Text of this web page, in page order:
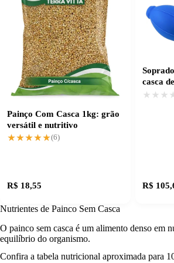
Painço Com Casca 1kg: grão
versátil e nutritivo
★★★★★
★★★★★(6)
R$ 18,55
casca
R$
Nutrientes de Painco Sem Casca
O painco sem casca é um alimento denso em
equilíbrio do organismo.
Confira a tabela nutricional aproximada para